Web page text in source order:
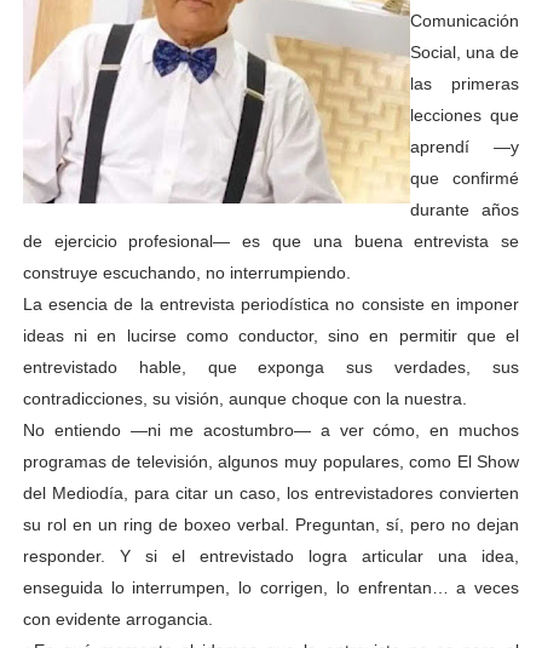
Comunicación
Social, una de
las primeras
lecciones que
aprendí —y
que confirmé
durante años
de ejercicio profesional— es que una buena entrevista se
construye escuchando, no interrumpiendo.
La esencia de la entrevista periodística no consiste en imponer
ideas ni en lucirse como conductor, sino en permitir que el
entrevistado hable, que exponga sus verdades, sus
contradicciones, su visión, aunque choque con la nuestra.
No entiendo —ni me acostumbro— a ver cómo, en muchos
programas de televisión, algunos muy populares, como El Show
del Mediodía, para citar un caso, los entrevistadores convierten
su rol en un ring de boxeo verbal. Preguntan, sí, pero no dejan
responder. Y si el entrevistado logra articular una idea,
enseguida lo interrumpen, lo corrigen, lo enfrentan… a veces
con evidente arrogancia.